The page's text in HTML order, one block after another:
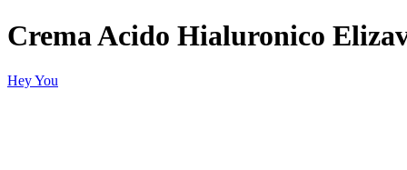
Crema Acido Hialuronico
Hey You